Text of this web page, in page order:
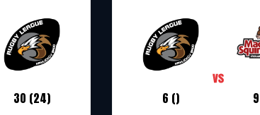
30 (24)
6 ()